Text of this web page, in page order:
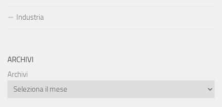
Industria
ARCHIVI
Archivi